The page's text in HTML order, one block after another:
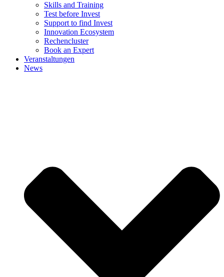
Skills and Training
Test before Invest
Support to find Invest
Innovation Ecosystem
Rechencluster​
Book an Expert
Veranstaltungen
News